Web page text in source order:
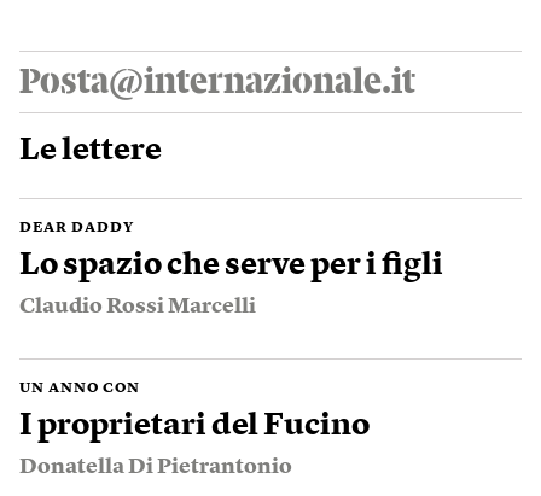
Posta@internazionale.it
Le lettere
DEAR DADDY
Lo spazio che serve per i figli
Claudio Rossi Marcelli
UN ANNO CON
I proprietari del Fucino
Donatella Di Pietrantonio